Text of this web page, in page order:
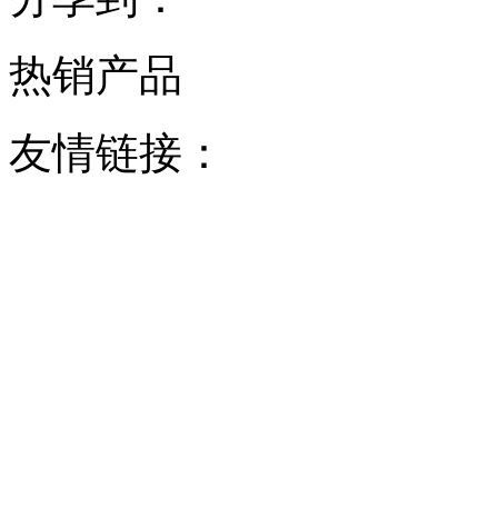
热销产品
友情链接：